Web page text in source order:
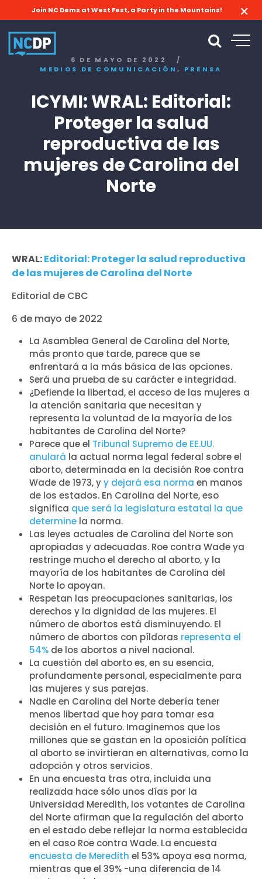
Join NC Dems at West Fest, a Party in the Mountains!
6 DE MAYO DE 2022
/
MEDIOS DE COMUNICACIÓN, PRENSA
ICYMI: WRAL: Editorial:
Proteger la salud
reproductiva de las
mujeres de Carolina del
Norte
WRAL:Editorial: Proteger la salud reproductiva
de las mujeres de Carolina del Norte
Editorial de CBC
6 de mayo de 2022
La Asamblea General de Carolina del Norte,
más pronto que tarde, parece que se
enfrentará a la más básica de las opciones.
Será una prueba de su carácter e integridad.
¿Defiende la libertad, el acceso de las mujeres a
la atención sanitaria que necesitan y
representa la voluntad de la mayoría de los
habitantes de Carolina del Norte?
Parece que el Tribunal Supremo de EE.UU.
anulará la actual norma legal federal sobre el
aborto, determinada en la decisión Roe contra
Wade de 1973, yy dejará esa norma en manos
de los estados. En Carolina del Norte, eso
significa que será la legislatura estatal la que
determine la norma.
Las leyes actuales de Carolina del Norte son
apropiadas y adecuadas. Roe contra Wade ya
restringe mucho el derecho al aborto, y la
mayoría de los habitantes de Carolina del
Norte lo apoyan.
Respetan las preocupaciones sanitarias, los
derechos y la dignidad de las mujeres. El
número de abortos está disminuyendo. El
número de abortos con píldoras representa el
54% de los abortos a nivel nacional.
La cuestión del aborto es, en su esencia,
profundamente personal, especialmente para
las mujeres y sus parejas.
Nadie en Carolina del Norte debería tener
menos libertad que hoy para tomar esa
decisión en el futuro. Imaginemos que los
millones que se gastan en la oposición política
al aborto se invirtieran en alternativas, como la
adopción y otros servicios.
En una encuesta tras otra, incluida una
realizada hace sólo unos días por la
Universidad Meredith, los votantes de Carolina
del Norte afirman que la regulación del aborto
en el estado debe reflejar la norma establecida
en el caso Roe contra Wade. La encuesta
encuesta de Meredith el 53% apoya esa norma,
mientras que el 39% -una diferencia de 14